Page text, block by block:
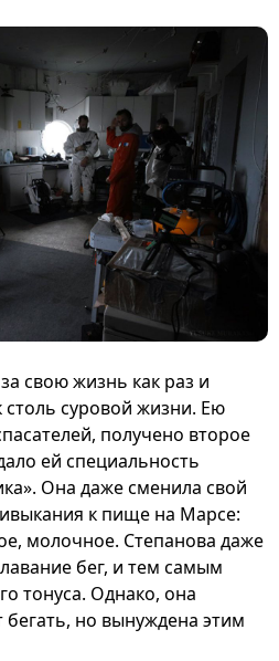
свою жизнь как раз и
столь суровой жизни. Ею
получено второе
ей специальность
Она даже сменила свой
к пище на Марсе:
молочное. Степанова даже
бег, и тем самым
тонуса. Однако, она
но вынуждена этим